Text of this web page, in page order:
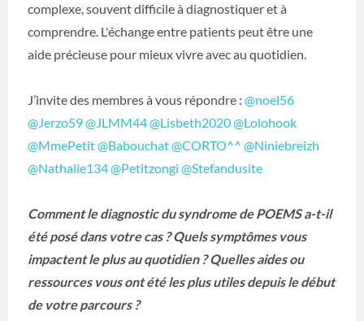
complexe, souvent difficile à diagnostiquer et à
comprendre. L'échange entre patients peut être une
aide précieuse pour mieux vivre avec au quotidien.
J’invite des membres à vous répondre : @noel56
@Jerzo59@JLMM44@Lisbeth2020@Lolohook
@MmePetit@Babouchat@CORTO^^ @Niniebreizh
@Nathalie134@Petitzongi @Stefandusite
Comment le diagnostic du syndrome de POEMS a-t-il
été posé dans votre cas ? Quels symptômes vous
impactent le plus au quotidien ? Quelles aides ou
ressources vous ont été les plus utiles depuis le début
de votre parcours ?